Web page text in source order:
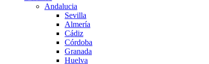
Andalucia
Sevilla
Almería
Cádiz
Córdoba
Granada
Huelva